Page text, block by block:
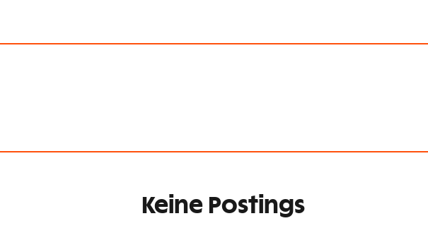
Keine Postings